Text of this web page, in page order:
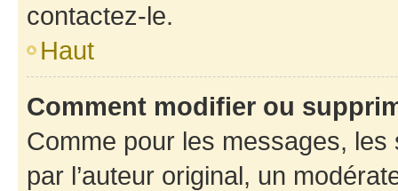
contactez-le.
Haut
Comment modifier ou
Comme pour les messages,
par l’auteur original, un